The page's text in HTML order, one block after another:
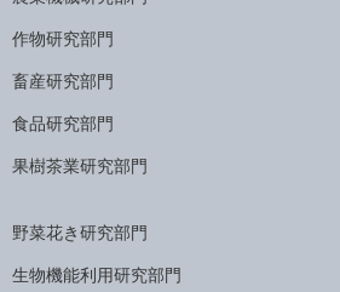
作物研究部門
畜産研究部門
食品研究部門
果樹茶業研究部門
野菜花き研究部門
生物機能利用研究部門